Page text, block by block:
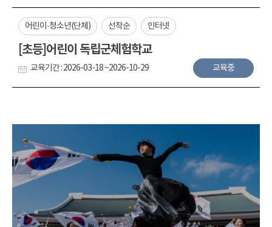
어린이·청소년(단체) 선착순 인터넷
[초등]어린이 독립군체험학교
교육기간 : 2026-03-18 ~2026-10-29 교육중